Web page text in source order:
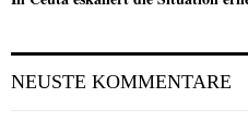
NEUSTE KOMMENTARE